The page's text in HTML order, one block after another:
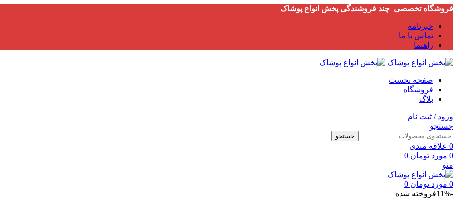
فروشگاه تخصصی چند فروشندگی پخش انواع پوشاک
خبرنامه
تماس با ما
راهنما
صفحه نخست
فروشگاه
بلاگ
ورود / ثبت نام
جستجو
جستجو
0 علاقه مندی
0 مورد تومان
منو
0 مورد تومان
-11%
فروخته شده